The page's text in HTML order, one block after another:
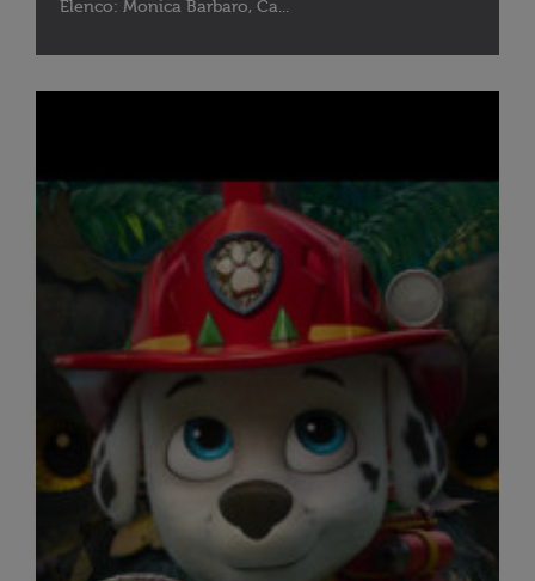
Elenco: Monica Barbaro, Ca...